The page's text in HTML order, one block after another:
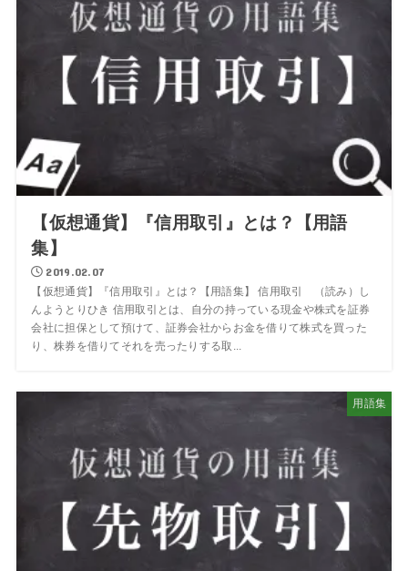
【仮想通貨】『信用取引』とは？【用語
集】
2019.02.07
【仮想通貨】『信用取引』とは？【用語集】 信用取引 （読み）し
んようとりひき 信用取引とは、自分の持っている現金や株式を証券
会社に担保として預けて、証券会社からお金を借りて株式を買った
り、株券を借りてそれを売ったりする取...
用語集